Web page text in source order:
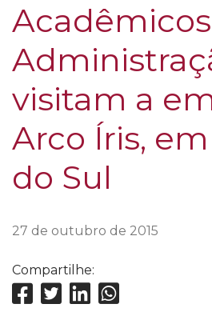
visitam a
Arco Íris,
do Sul
27 de outubro de 2015
Compartilhe: